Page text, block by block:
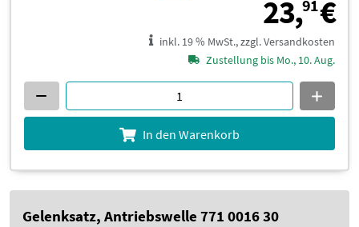
23,91€
inkl. 19 % MwSt., zzgl. Versandkosten
Zustellung bis Mo., 10. Aug.
In den Warenkorb
Gelenksatz, Antriebswelle 771 0016 30